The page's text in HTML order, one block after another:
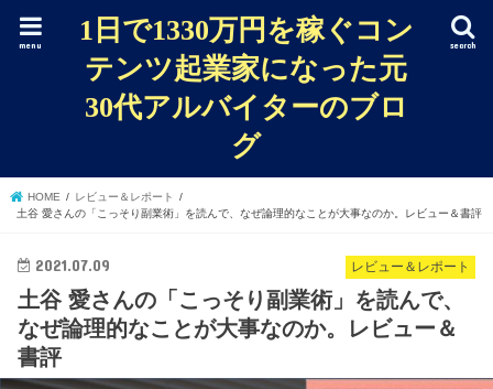
1日で1330万円を稼ぐコン
テンツ起業家になった元
30代アルバイターのブロ
グ
search
menu
HOME
レビュー＆レポート
土谷 愛さんの「こっそり副業術」を読んで、なぜ論理的なことが大事なのか。レビュー＆書評
レビュー＆レポート
2021.07.09
土谷 愛さんの「こっそり副業術」を読んで、
なぜ論理的なことが大事なのか。レビュー＆
書評